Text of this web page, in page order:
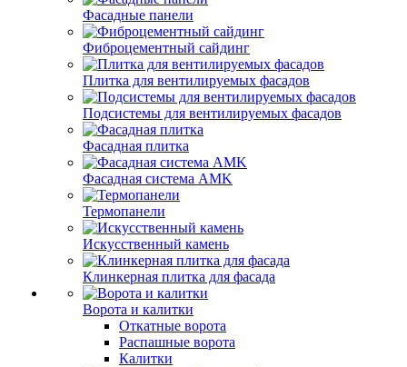
Фасадные панели
Фиброцементный сайдинг
Плитка для вентилируемых фасадов
Подсистемы для вентилируемых фасадов
Фасадная плитка
Фасадная система AMK
Термопанели
Искусственный камень
Клинкерная плитка для фасада
Ворота и калитки
Откатные ворота
Распашные ворота
Калитки